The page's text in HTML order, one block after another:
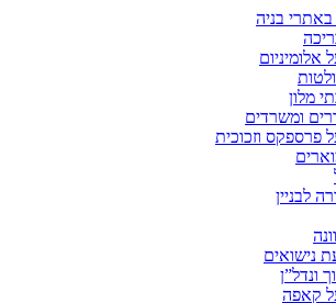
בניה
אלומיניום
מלון
ומשרדים
פרספקס וזכוכית
לבניין
נישואים
ונדל”ן
קאפה